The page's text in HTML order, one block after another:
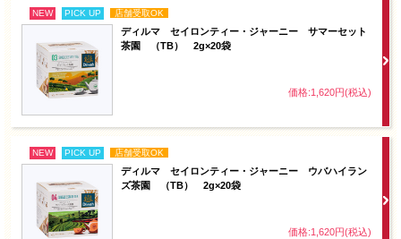
NEW PICK UP 店舗受取OK
ディルマ セイロンティー・ジャーニー サマーセット
茶園 （TB） 2g×20袋
価格:1,620円(税込)
NEW PICK UP 店舗受取OK
ディルマ セイロンティー・ジャーニー ウバハイラン
ズ茶園 （TB） 2g×20袋
価格:1,620円(税込)